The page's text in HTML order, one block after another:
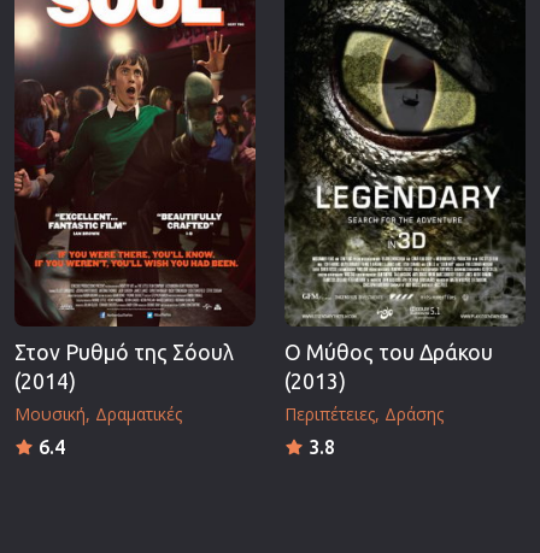
Στον Ρυθμό της Σόουλ
(2014)
Μουσική Δραματικές
6.4
Ο Μύθος του Δράκου
(2013)
Περιπέτειες Δράσης
3.8